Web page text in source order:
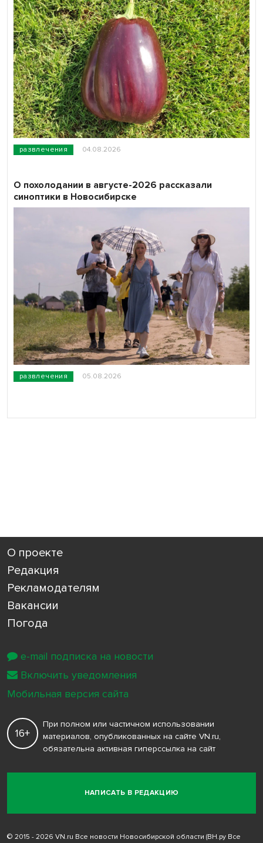
развлечения 04.08.2026
развлечения 05.08.2026
О похолодании в августе-2026 рассказали
синоптики в Новосибирске
О проекте
Редакция
Рекламодателям
Вакансии
Погода
НАПИСАТЬ В РЕДАКЦИЮ
16+
При полном или частичном использовании
материалов, опубликованных на сайте VN.ru,
обязательна активная гиперссылка на сайт
© 2015 - 2026 VN.ru Все новости Новосибирской области (ВН.ру Все
e-mail подписка на новости
Включить уведомления
Мобильная версия сайта